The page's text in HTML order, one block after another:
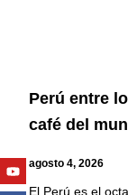
Perú entre
café del
agosto 4, 2026
El Perú es el
Youtube
Facebook
Twitter
Linkedin
Instagram